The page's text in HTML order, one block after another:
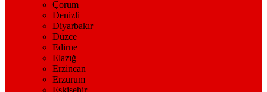
Çorum
Denizli
Diyarbakır
Düzce
Edirne
Elazığ
Erzincan
Erzurum
Eskişehir